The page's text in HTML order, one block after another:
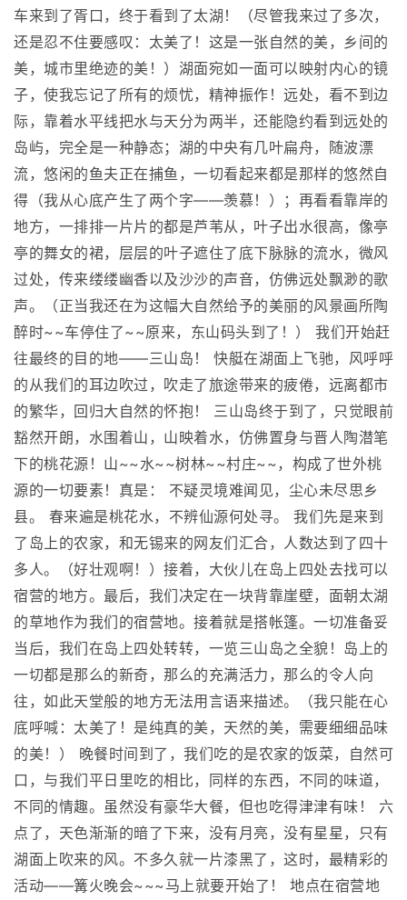
车来到了胥口，终于看到了太湖！（尽管我来过了多次，
还是忍不住要感叹：太美了！这是一张自然的美，乡间的
美，城市里绝迹的美！）湖面宛如一面可以映射内心的镜
子，使我忘记了所有的烦忧，精神振作！远处，看不到边
际，靠着水平线把水与天分为两半，还能隐约看到远处的
岛屿，完全是一种静态；湖的中央有几叶扁舟，随波漂
流，悠闲的鱼夫正在捕鱼，一切看起来都是那样的悠然自
得（我从心底产生了两个字——羡慕！）；再看看靠岸的
地方，一排排一片片的都是芦苇从，叶子出水很高，像亭
亭的舞女的裙，层层的叶子遮住了底下脉脉的流水，微风
过处，传来缕缕幽香以及沙沙的声音，仿佛远处飘渺的歌
声。（正当我还在为这幅大自然给予的美丽的风景画所陶
醉时~~车停住了~~原来，东山码头到了！） 我们开始赶
往最终的目的地——三山岛！ 快艇在湖面上飞驰，风呼呼
的从我们的耳边吹过，吹走了旅途带来的疲倦，远离都市
的繁华，回归大自然的怀抱！ 三山岛终于到了，只觉眼前
豁然开朗，水围着山，山映着水，仿佛置身与晋人陶潜笔
下的桃花源！山~~水~~树林~~村庄~~，构成了世外桃
源的一切要素！真是： 不疑灵境难闻见，尘心未尽思乡
县。 春来遍是桃花水，不辨仙源何处寻。 我们先是来到
了岛上的农家，和无锡来的网友们汇合，人数达到了四十
多人。（好壮观啊！）接着，大伙儿在岛上四处去找可以
宿营的地方。最后，我们决定在一块背靠崖壁，面朝太湖
的草地作为我们的宿营地。接着就是搭帐篷。一切准备妥
当后，我们在岛上四处转转，一览三山岛之全貌！岛上的
一切都是那么的新奇，那么的充满活力，那么的令人向
往，如此天堂般的地方无法用言语来描述。（我只能在心
底呼喊：太美了！是纯真的美，天然的美，需要细细品味
的美！） 晚餐时间到了，我们吃的是农家的饭菜，自然可
口，与我们平日里吃的相比，同样的东西，不同的味道，
不同的情趣。虽然没有豪华大餐，但也吃得津津有味！ 六
点了，天色渐渐的暗了下来，没有月亮，没有星星，只有
湖面上吹来的风。不多久就一片漆黑了，这时，最精彩的
活动——篝火晚会~~~马上就要开始了！ 地点在宿营地